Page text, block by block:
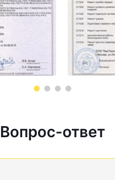
Вопрос-ответ